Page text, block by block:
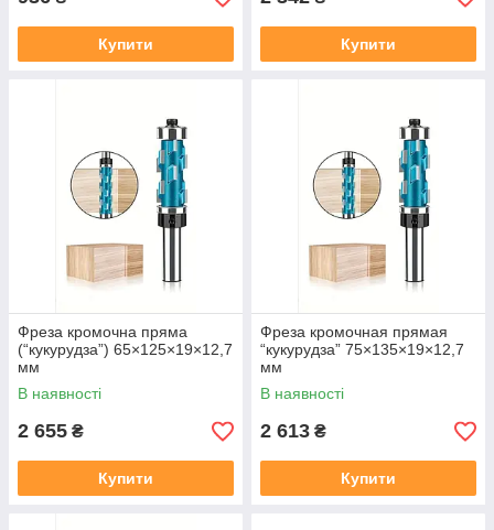
Купити Купити
Фреза кромочна пряма
(“кукурудза”) 65×125×19×12,7
мм
В наявності
2 655 ₴
Купити
Фреза кромочная прямая
“кукурудза” 75×135×19×12,7
мм
В наявності
2 613 ₴
Купити